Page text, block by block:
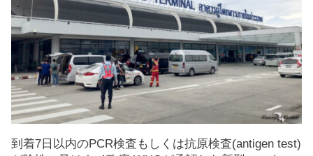
到着7日以内のPCR検査もしくは抗原検査(antigen test)